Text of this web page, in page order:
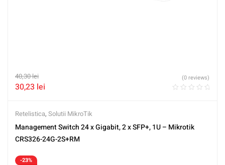
40,30lei
30,23 lei
(0 reviews)
Retelistica, Solutii MikroTik
Management Switch 24 x Gigabit, 2 x SFP+, 1U – Mikrotik
CRS326-24G-2S+RM
-23%